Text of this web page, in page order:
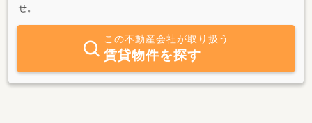
せ。
この不動産会社が取り扱う
賃貸物件を探す